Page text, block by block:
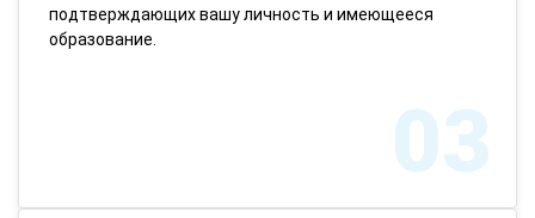
подтверждающих вашу личность и имеющееся
образование.
03